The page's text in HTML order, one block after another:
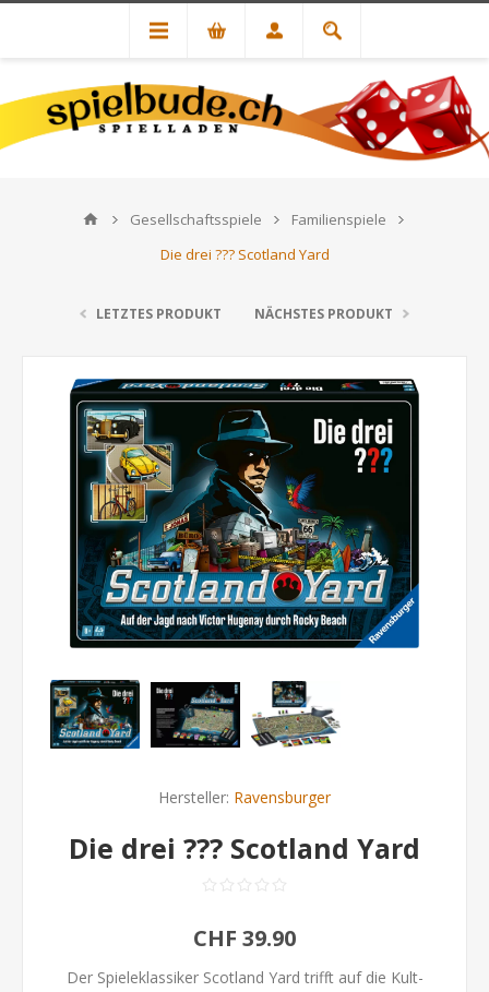
Gesellschaftsspiele
Familienspiele
Die drei ??? Scotland Yard
LETZTES PRODUKT NÄCHSTES PRODUKT
Hersteller: Ravensburger
Die drei ??? Scotland Yard
CHF 39.90
Der Spieleklassiker Scotland Yard trifft auf die Kult-